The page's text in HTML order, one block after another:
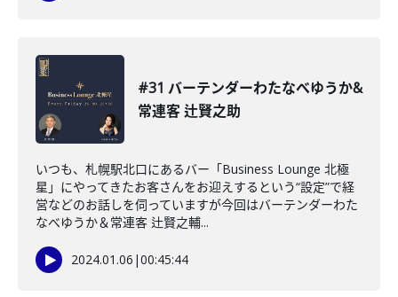
#31 バーテンダーわたなべゆうか&
常連客 辻賢之助
いつも、札幌駅北口にあるバー「Business Lounge 北極
星」にやってきたお客さんをお迎えするという“設定”で経
営などのお話しを伺っていますが今回はバーテンダーわた
なべゆうか＆常連客 辻賢之輔...
2024.01.06 |00:45:44